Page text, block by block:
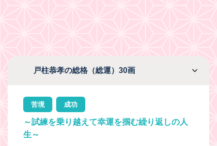
戸柱恭孝の総格（総運）30画
苦境 成功
～試練を乗り越えて幸運を掴む繰り返しの人
生～